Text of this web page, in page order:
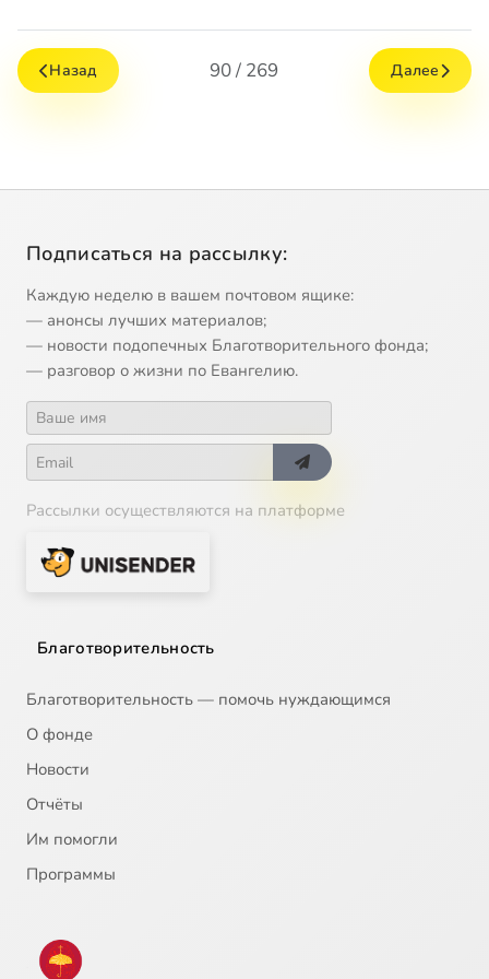
Назад 90 / 269 Далее
Подписаться на рассылку:
Каждую неделю в вашем почтовом ящике:
— анонсы лучших материалов;
— новости подопечных Благотворительного фонда;
— разговор о жизни по Евангелию.
Рассылки осуществляются на платформе
Благотворительность
Благотворительность — помочь нуждающимся
О фонде
Новости
Отчёты
Им помогли
Программы